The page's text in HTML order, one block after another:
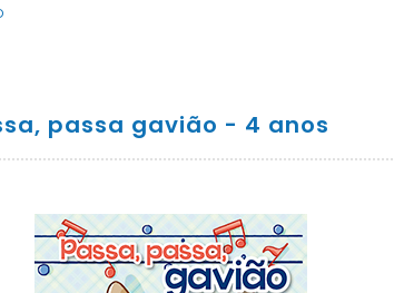
passa gavião - 4 anos